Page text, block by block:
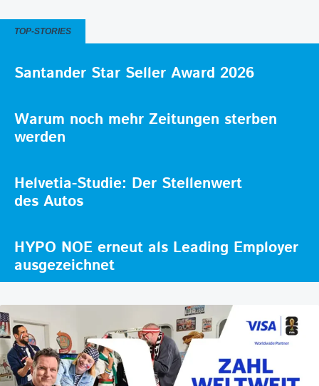
TOP-STORIES
Santander Star Seller Award 2026
Warum noch mehr Zeitungen sterben
werden
Helvetia-Studie: Der Stellenwert
des Autos
HYPO NOE erneut als Leading Employer
ausgezeichnet